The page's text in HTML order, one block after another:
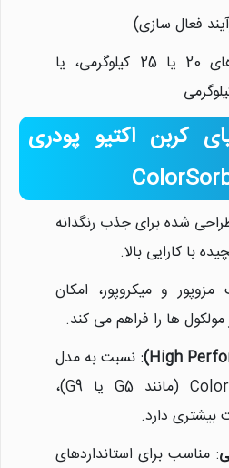
: کیسه های 20 یا 25 کیلوگرمی، یا
کربن اکتیو پودری
شده برای جذب رنگدانه
با کارایی بالا.
مزوپور و میکروپور، امکان
ها را فراهم می کند.
: نسبت به مدل
های معمولی ColorSorb (مانند G5 یا G9)،
دارد.
: مناسب برای استانداردهای
نیلان واتر
معمولا در لحظه پاسخگوی شما
هستیم.